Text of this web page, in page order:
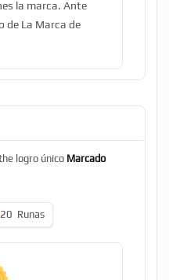
la marca. Ante
de La Marca de
logro único Marcado
20 Runas